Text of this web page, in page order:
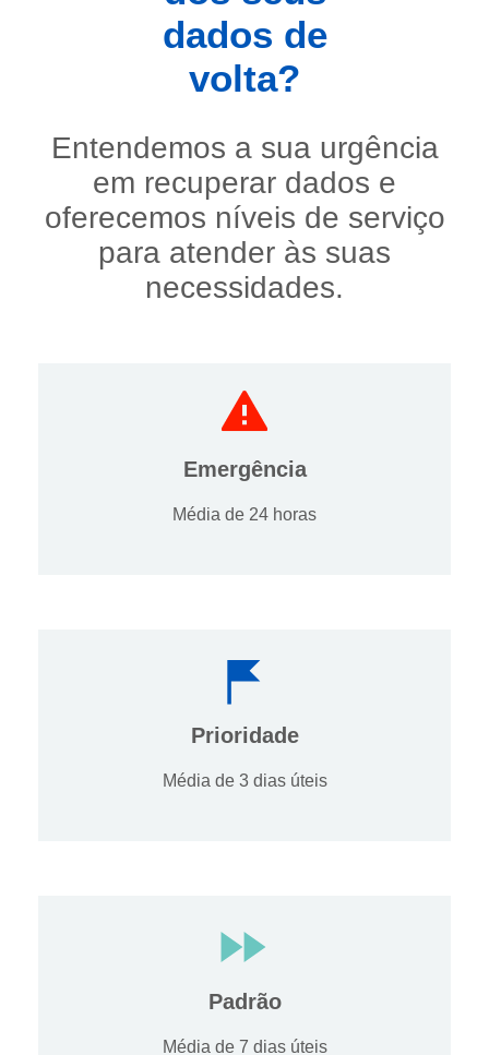
dados de
volta?
Entendemos a sua urgência
em recuperar dados e
oferecemos níveis de serviço
para atender às suas
necessidades.
Emergência
Média de 24 horas
Prioridade
Média de 3 dias úteis
Padrão
Média de 7 dias úteis